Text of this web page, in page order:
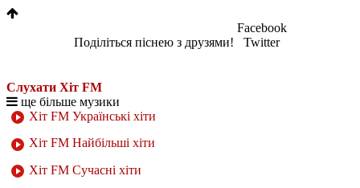
Поділіться піснею з друзями!
Facebook
Twitter
Слухати Хіт FM
ще більше музики
Хіт FM Українські хіти
Хіт FM Найбільші хіти
Хіт FM Сучасні хіти